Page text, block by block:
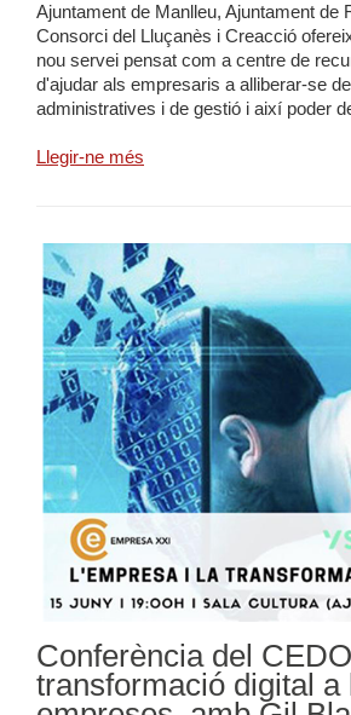
Ajuntament de Manlleu, Ajuntament de
Consorci del Lluçanès i Creacció
nou servei pensat com a centre de
d'ajudar als empresaris a alliberar-se
administratives i de gestió i així poder
Llegir-ne més
Conferència del
transformació digital a